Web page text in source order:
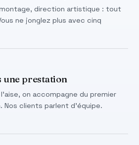
direction artistique : tout
ne jonglez plus avec cinq
une prestation
on accompagne du premier
Nos clients parlent d'équipe.